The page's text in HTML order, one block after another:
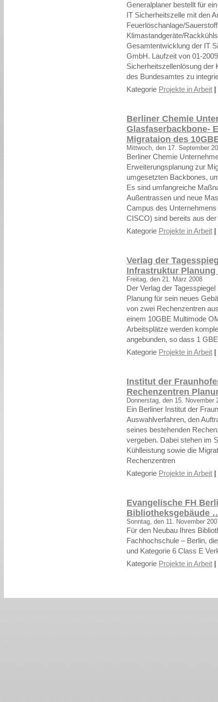
Generalplaner bestellt für
IT Sicherheitszelle mit den
Feuerlöschanlage/
Klimastandgeräte/
Gesamtentwicklung der IT
GmbH. Laufzeit von 01-
Sicherheitszellenlösung der
des Bundesamtes zu
Kategorie Projekte in Arbeit |
Berliner Chemie
Glasfaserbackbone-
Migrataion des
Mittwoch, den 17. September
Berliner Chemie
Erweiterungsplanung zur
umgesetzten Backbones,
Es sind umfangreiche
Außentrassen und neue
Campus des
CISCO) sind bereits aus
Kategorie Projekte in Arbeit |
Verlag der
Infrastruktur
Freitag, den 21. März 2008
Der Verlag der
Planung für sein neues
von zwei Rechenzentren
einem 10GBE Multimode
Arbeitsplätze werden
angebunden, so dass 1
Kategorie Projekte in Arbeit |
Institut der
Rechenzentren
Donnerstag, den 15. November
Ein Berliner Institut der
Auswahlverfahren, den
seines bestehenden
vergeben. Dabei stehen im
Kühlleistung sowie die
Rechenzentren
Kategorie Projekte in Arbeit |
Evangelische FH
Bibliotheksgebäude
Sonntag, den 11. November
Für den Neubau Ihres
Fachhochschule – Berlin,
und Kategorie 6 Class E
Kategorie Projekte in Arbeit |